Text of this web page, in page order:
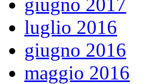
luglio 2016
giugno 2016
maggio 2016